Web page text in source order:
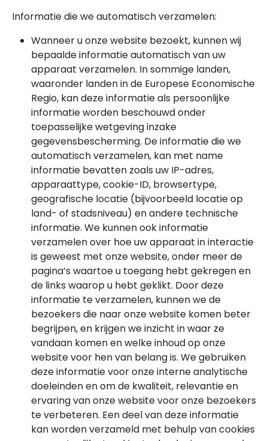
Informatie die we automatisch verzamelen:
Wanneer u onze website bezoekt, kunnen wij
bepaalde informatie automatisch van uw
apparaat verzamelen. In sommige landen,
waaronder landen in de Europese Economische
Regio, kan deze informatie als persoonlijke
informatie worden beschouwd onder
toepasselijke wetgeving inzake
gegevensbescherming. De informatie die we
automatisch verzamelen, kan met name
informatie bevatten zoals uw IP-adres,
apparaattype, cookie-ID, browsertype,
geografische locatie (bijvoorbeeld locatie op
land- of stadsniveau) en andere technische
informatie. We kunnen ook informatie
verzamelen over hoe uw apparaat in interactie
is geweest met onze website, onder meer de
pagina’s waartoe u toegang hebt gekregen en
de links waarop u hebt geklikt. Door deze
informatie te verzamelen, kunnen we de
bezoekers die naar onze website komen beter
begrijpen, en krijgen we inzicht in waar ze
vandaan komen en welke inhoud op onze
website voor hen van belang is. We gebruiken
deze informatie voor onze interne analytische
doeleinden en om de kwaliteit, relevantie en
ervaring van onze website voor onze bezoekers
te verbeteren. Een deel van deze informatie
kan worden verzameld met behulp van cookies